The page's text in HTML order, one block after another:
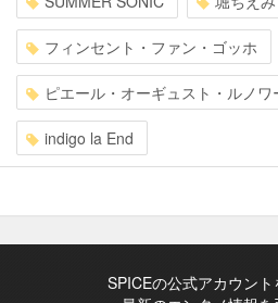
フィンセント・ファン・ゴッホ
ピエール・オーギュスト・ルノワ
indigo la End
SPICEの公式アカウン